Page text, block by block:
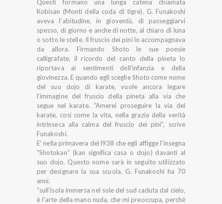
Questi formano una lunga catena chiamata
Kobisan (Monti della coda di tigre). G. Funakoshi
aveva l’abitudine, in gioventù, di passeggiarvi
spesso, di giorno e anche di notte, al chiaro di luna
o sotto le stelle. Il fruscio dei pini lo accompagnava
da allora. Firmando Shoto le sue poesie
calligrafate, il ricordo del canto della pineta lo
riportava ai sentimenti dell’infanzia e della
giovinezza. E quando egli sceglie Shoto come nome
del suo dojo di karate, vuole ancora legare
l’immagine del fruscio della pineta alla via che
segue nel karate. “Amerei proseguire la via del
karate, cosi come la vita, nella grazia della verità
intrinseca alla calma del fruscio dei pini”, scrive
Funakoshi.
E’ nella primavera del l938 che egli affigge l’insegna
“Shotokan” (kan significa casa o dojo) davanti al
suo dojo. Questo nome sarà in seguito utilizzato
per designare la sua scuola. G. Funakoshi ha 70
anni.
“sull’isola immersa nel sole del sud caduta dal cielo,
è l’arte della mano nuda, che mi preoccupa, perché